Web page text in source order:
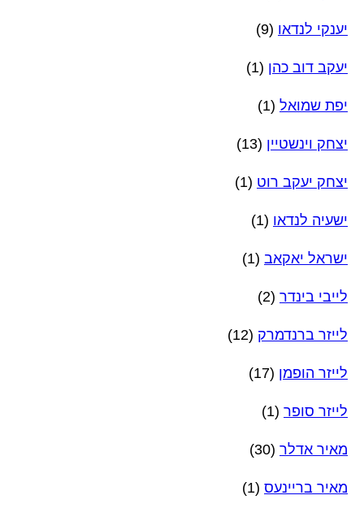
יענקי לנדאו (9)
יעקב דוב כהן (1)
יפת שמואל (1)
יצחק וינשטיין (13)
יצחק יעקב רוט (1)
ישעיה לנדאו (1)
ישראל יאקאב (1)
לייבי בינדר (2)
לייזר ברנדמרק (12)
לייזר הופמן (17)
לייזר סופר (1)
מאיר אדלר (30)
מאיר בריינעס (1)